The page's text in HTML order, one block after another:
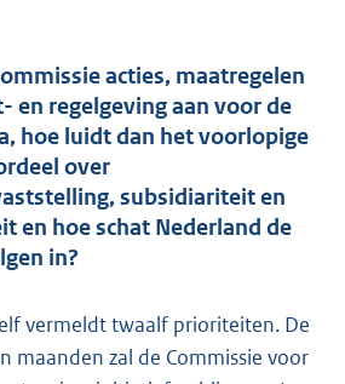
acties, maatregelen
en regelgeving aan voor de
hoe luidt dan het voorlopige
over
subsidiariteit en
en hoe schat Nederland de
in?
vermeldt twaalf prioriteiten. De
maanden zal de Commissie voor